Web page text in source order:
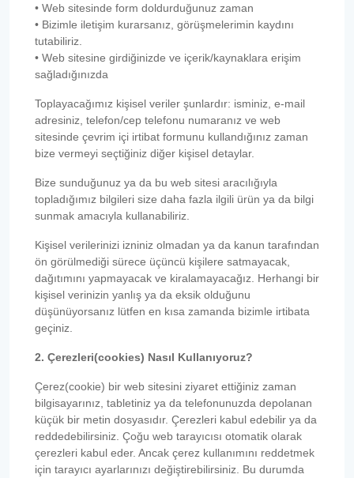
• Web sitesinde form doldurduğunuz zaman
• Bizimle iletişim kurarsanız, görüşmelerimin kaydını
tutabiliriz.
• Web sitesine girdiğinizde ve içerik/kaynaklara erişim
sağladığınızda
Toplayacağımız kişisel veriler şunlardır: isminiz, e-mail
adresiniz, telefon/cep telefonu numaranız ve web
sitesinde çevrim içi irtibat formunu kullandığınız zaman
bize vermeyi seçtiğiniz diğer kişisel detaylar.
Bize sunduğunuz ya da bu web sitesi aracılığıyla
topladığımız bilgileri size daha fazla ilgili ürün ya da bilgi
sunmak amacıyla kullanabiliriz.
Kişisel verilerinizi izniniz olmadan ya da kanun tarafından
ön görülmediği sürece üçüncü kişilere satmayacak,
dağıtımını yapmayacak ve kiralamayacağız. Herhangi bir
kişisel verinizin yanlış ya da eksik olduğunu
düşünüyorsanız lütfen en kısa zamanda bizimle irtibata
geçiniz.
2. Çerezleri(cookies) Nasıl Kullanıyoruz?
Çerez(cookie) bir web sitesini ziyaret ettiğiniz zaman
bilgisayarınız, tabletiniz ya da telefonunuzda depolanan
küçük bir metin dosyasıdır. Çerezleri kabul edebilir ya da
reddedebilirsiniz. Çoğu web tarayıcısı otomatik olarak
çerezleri kabul eder. Ancak çerez kullanımını reddetmek
için tarayıcı ayarlarınızı değiştirebilirsiniz. Bu durumda